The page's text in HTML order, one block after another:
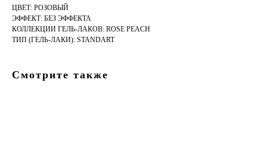
ЦВЕТ: РОЗОВЫЙ
ЭФФЕКТ: БЕЗ ЭФФЕКТА
КОЛЛЕКЦИИ ГЕЛЬ-ЛАКОВ: ROSE PEACH
ТИП (ГЕЛЬ-ЛАКИ): STANDART
Смотрите также